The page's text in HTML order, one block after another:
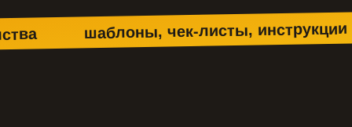
шаблоны, чек-листы,